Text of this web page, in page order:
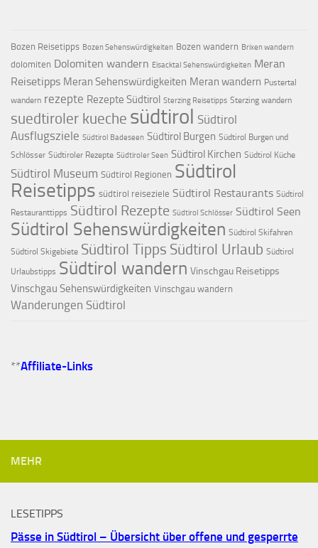
Bozen Reisetipps Bozen Sehenswürdigkeiten Bozen wandern Brixen wandern
dolomiten Dolomiten wandern Eisacktal Sehenswürdigkeiten Meran
Reisetipps Meran Sehenswürdigkeiten Meran wandern Pustertal
wandern rezepte Rezepte Südtirol Sterzing Reisetipps Sterzing wandern
suedtiroler kueche südtirol Südtirol
Ausflugsziele Südtirol Badeseen Südtirol Burgen Südtirol Burgen und
Schlösser Südtiroler Rezepte Südtiroler Seen Südtirol Kirchen Südtirol Küche
Südtirol Museum Südtirol Regionen Südtirol
Reisetipps südtirol reiseziele Südtirol Restaurants Südtirol
Restauranttipps Südtirol Rezepte Südtirol Schlösser Südtirol Seen
Südtirol Sehenswürdigkeiten Südtirol Skifahren
Südtirol Skigebiete Südtirol Tipps Südtirol Urlaub Südtirol
Urlaubstipps Südtirol wandern Vinschgau Reisetipps
Vinschgau Sehenswürdigkeiten Vinschgau wandern
Wanderungen Südtirol
**Affiliate-Links
MEHR
LESETIPPS
Pässe in Südtirol – Übersicht über offene und gesperrte